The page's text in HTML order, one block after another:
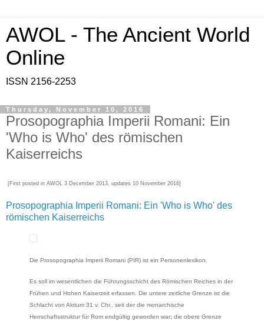
AWOL - The Ancient World
Online
ISSN 2156-2253
Thursday, November 10, 2016
Prosopographia Imperii Romani: Ein
'Who is Who' des römischen
Kaiserreichs
[First posted in AWOL 3 December 2013, updates 10 November 2016]
Prosopographia Imperii Romani: Ein 'Who is Who' des
römischen Kaiserreichs
Die Prosopographia Imperii Romani (PIR) ist ein Personenlexikon.
Es soll im wesentlichen die Führungsschicht des Römischen Reiches in der
Frühen und Hohen Kaiserzeit erfassen. Die untere zeitliche Grenze ist die
Schlacht von Aktium 31 v. Chr., seit der die monarchische
Herrschaftsstruktur für Rom endgültig geworden war; die obere Grenze